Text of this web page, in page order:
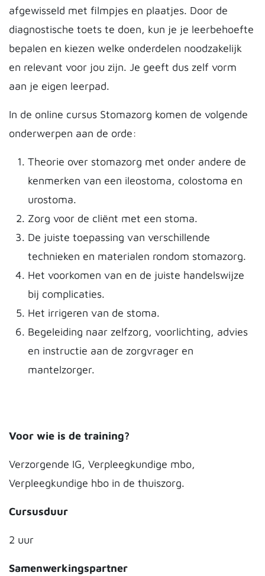
afgewisseld met filmpjes en plaatjes. Door de
diagnostische toets te doen, kun je je leerbehoefte
bepalen en kiezen welke onderdelen noodzakelijk
en relevant voor jou zijn. Je geeft dus zelf vorm
aan je eigen leerpad.
In de online cursus Stomazorg komen de volgende
onderwerpen aan de orde:
Theorie over stomazorg met onder andere de
kenmerken van een ileostoma, colostoma en
urostoma.
Zorg voor de cliënt met een stoma.
De juiste toepassing van verschillende
technieken en materialen rondom stomazorg.
Het voorkomen van en de juiste handelswijze
bij complicaties.
Het irrigeren van de stoma.
Begeleiding naar zelfzorg, voorlichting, advies
en instructie aan de zorgvrager en
mantelzorger.
Voor wie is de training?
Verzorgende IG, Verpleegkundige mbo,
Verpleegkundige hbo in de thuiszorg.
Cursusduur
2 uur
Samenwerkingspartner